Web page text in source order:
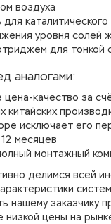
воздуха
уровня солей
для тонкой
аналогами:
качество за
исключает его
месяцев
монтажный
делимся всей
нашему заказчику
цены на